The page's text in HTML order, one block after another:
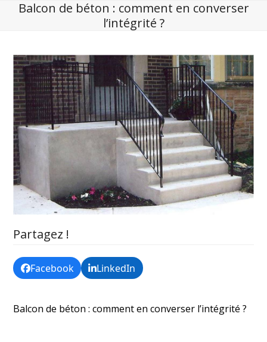
Balcon de béton : comment en converser
l’intégrité ?
Partagez !
Facebook LinkedIn
Balcon de béton : comment en converser l’intégrité ?